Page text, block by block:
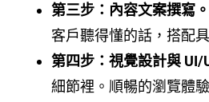
第三步：內容文案撰寫。
客戶聽得懂的話，搭配
第四步：視覺設計與 UI/
細節裡。順暢的瀏覽體